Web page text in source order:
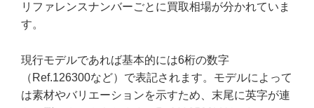
リファレンスナンバーごとに買取相場が分かれていま
す。
現行モデルであれば基本的には6桁の数字
（Ref.126300など）で表記されます。モデルによって
は素材やバリエーションを示すため、末尾に英字が連